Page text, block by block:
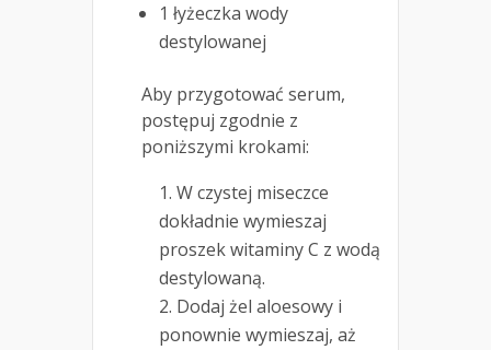
1 łyżeczka wody
destylowanej
Aby przygotować serum,
postępuj zgodnie z
poniższymi krokami:
W czystej miseczce
dokładnie wymieszaj
proszek witaminy C z wodą
destylowaną.
Dodaj żel aloesowy i
ponownie wymieszaj, aż